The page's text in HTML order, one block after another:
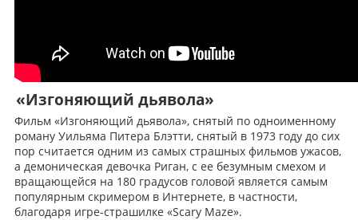
«Изгоняющий дьявола»
Фильм «Изгоняющий дьявола», снятый по одноименному
роману Уильяма Питера Блэтти, снятый в 1973 году до сих
пор считается одним из самых страшных фильмов ужасов,
а демоническая девочка Риган, с ее безумным смехом и
вращающейся на 180 градусов головой является самым
популярным скримером в Интернете, в частности,
благодаря игре-страшилке «Scary Maze».